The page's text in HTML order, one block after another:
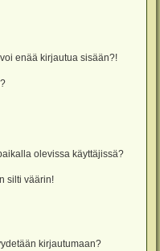
enää kirjautua sisään?!
olevissa käyttäjissä?
silti väärin!
kirjautumaan?